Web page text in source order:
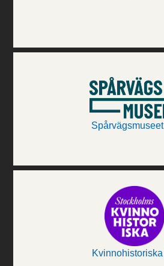
Spårvägsmuseet
Kvinnohistoriska